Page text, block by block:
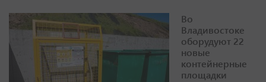
Во
Владивостоке
оборудуют 22
новые
контейнерные
площадки